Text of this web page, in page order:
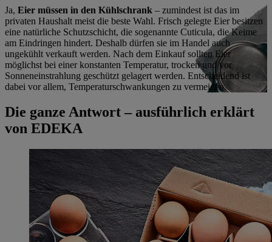
Ja, Eier müssen in den Kühlschrank – zumindest ist das im
privaten Haushalt meist die beste Wahl. Frisch gelegte Eier besitzen
eine natürliche Schutzschicht, die sogenannte Cuticula, die Keime
am Eindringen hindert. Deshalb dürfen sie im Handel auch
ungekühlt verkauft werden. Nach dem Einkauf sollten Eier
möglichst bei einer konstanten Temperatur, trocken und vor
Sonneneinstrahlung geschützt gelagert werden. Entscheidend ist
dabei vor allem, Temperaturschwankungen zu vermeiden.
Die ganze Antwort – ausführlich erklärt
von EDEKA